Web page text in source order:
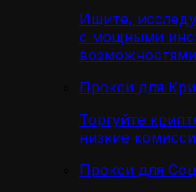
Ищите,
с мощными
Прокси для
Торгуйте
низкие
Прокси для